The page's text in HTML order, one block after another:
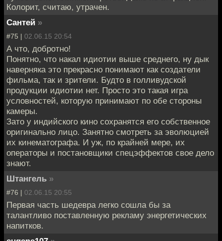
Колорит, считаю, утрачен.
Сантей »
#75 | 02.06.15 20:54
А что, добротно!
Понятно, что накал идиотии выше среднего, ну дык
наверняка это прекрасно понимают как создатели
фильма, так и зрители. Будто в голливудской
продукции идиотии нет. Просто это такая игра
условностей, которую принимают по обе стороны
камеры.
Зато у индийского кино сохранятся его собственное
оригинально лицо. Занятно смотреть за эволюцией
их кинематографа. И уж, по крайней мере, их
операторы и постановщики спецэффектов свое дело
знают.
Штангель »
#76 | 02.06.15 20:55
Первая часть шедевра легко сошла бы за
талантливо поставленную рекламу энергетических
напитков.